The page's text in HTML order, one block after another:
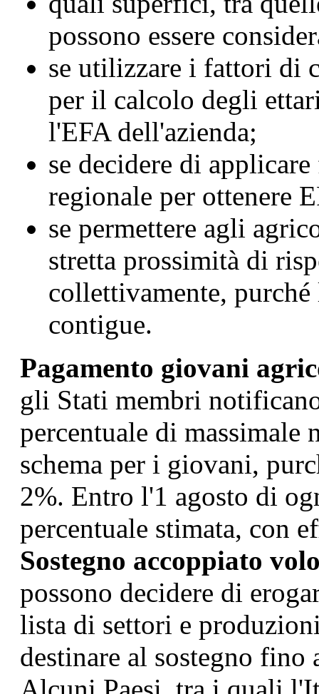
possono essere
se utilizzare i fattori di
per il calcolo degli
l'EFA dell'azienda;
se decidere di
regionale per ottenere
se permettere agli
stretta prossimità di
collettivamente, purché
contigue.
Pagamento giovani
gli Stati membri
percentuale di massimale
schema per i giovani,
2%. Entro l'1 agosto di
percentuale stimata, con
Sostegno accoppiato
possono decidere di
lista di settori e
destinare al sostegno fino